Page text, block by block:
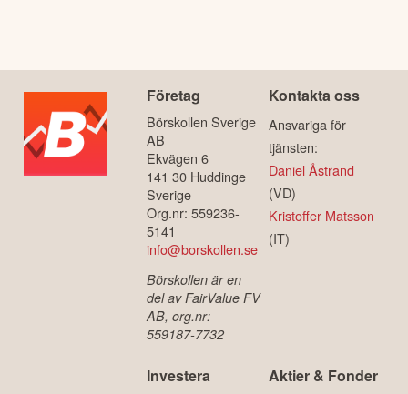
Företag
Börskollen Sverige
AB
Ekvägen 6
141 30 Huddinge
Sverige
Org.nr: 559236-
5141
info@borskollen.se
Börskollen är en
del av FairValue FV
AB, org.nr:
559187-7732
Kontakta oss
Ansvariga för
tjänsten:
Daniel Åstrand
(VD)
Kristoffer Matsson
(IT)
Investera Aktier & Fonder